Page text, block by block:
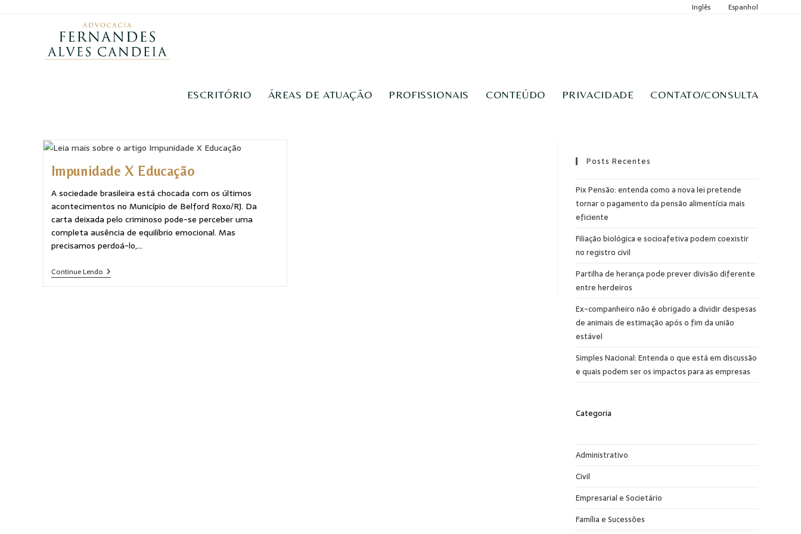
Inglês Espanhol
ESCRITÓRIO ÁREAS DE ATUAÇÃO PROFISSIONAIS CONTEÚDO PRIVACIDADE CONTATO/CONSULTA
Impunidade X Educação
A sociedade brasileira está chocada com os últimos
acontecimentos no Município de Belford Roxo/RJ. Da
carta deixada pelo criminoso pode-se perceber uma
completa ausência de equilíbrio emocional. Mas
precisamos perdoá-lo,…
Continue Lendo
Posts Recentes
Pix Pensão: entenda como a nova lei pretende
tornar o pagamento da pensão alimentícia mais
eficiente
Filiação biológica e socioafetiva podem coexistir
no registro civil
Partilha de herança pode prever divisão diferente
entre herdeiros
Ex-companheiro não é obrigado a dividir despesas
de animais de estimação após o fim da união
estável
Simples Nacional: Entenda o que está em discussão
e quais podem ser os impactos para as empresas
Categoria
Administrativo
Civil
Empresarial e Societário
Família e Sucessões